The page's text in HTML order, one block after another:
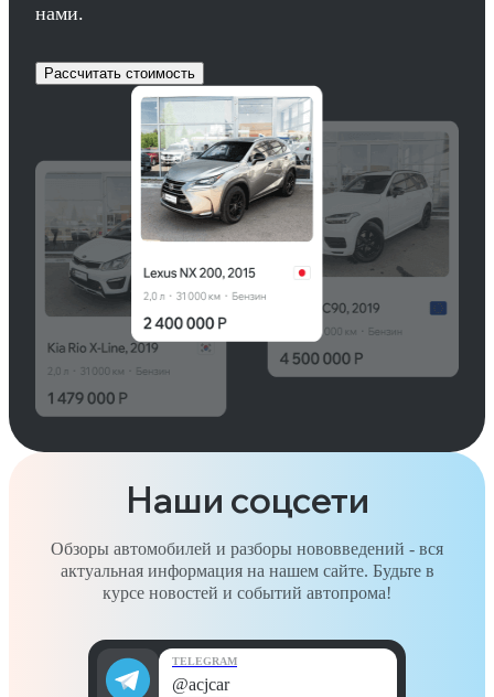
нами.
Рассчитать стоимость
Наши соцсети
Обзоры автомобилей и разборы нововведений - вся
актуальная информация на нашем сайте. Будьте в
курсе новостей и событий автопрома!
TELEGRAM
@acjcar